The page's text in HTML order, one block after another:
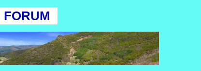
FORUM